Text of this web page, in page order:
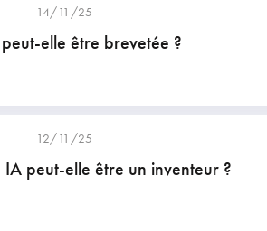
14/11/25
elle être brevetée ?
12/11/25
IA peut-elle être un inventeur ?